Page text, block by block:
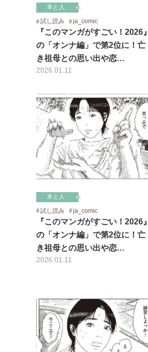
本と人
試し読み
ja_comic
『このマンガがすごい！2026』
の「オンナ編」で第2位に！亡
き祖母との思い出や恋…
2026.01.11
本と人
試し読み
ja_comic
『このマンガがすごい！2026』
の「オンナ編」で第2位に！亡
き祖母との思い出や恋…
2026.01.11